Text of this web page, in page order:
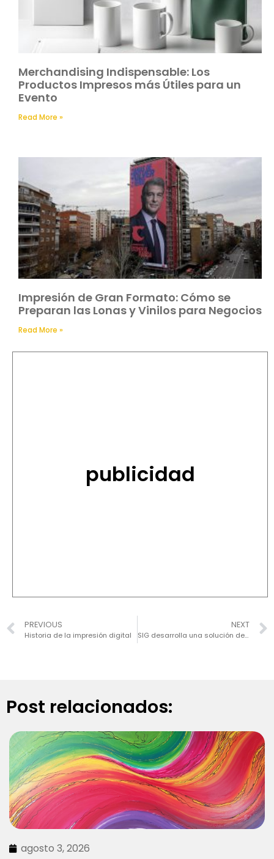
Merchandising Indispensable: Los
Productos Impresos más Útiles para un
Evento
Read More »
Impresión de Gran Formato: Cómo se
Preparan las Lonas y Vinilos para Negocios
Read More »
publicidad
PREVIOUS
Historia de la impresión digital
NEXT
SIG desarrolla una solución de impresión digital para envases de cartón aséptico
Post relacionados:
agosto 3, 2026